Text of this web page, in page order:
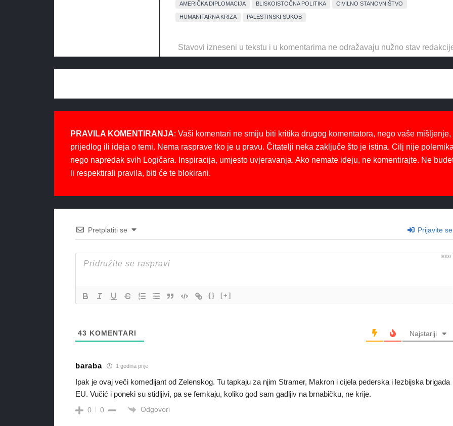
AMERIČKA DIPLOMACIJA BLISKOISTOČNA POLITIKA CIVILNO STANOVNIŠTVO
HUMANITARNA KRIZA PALESTINSKI SUKOB
Stavovi izneseni u tekstu i u komentarima ne odražavaju nužno stav
PRAVILA KOMENTIRANJA: Vaši komentari ne smiju biti kritika drugog komentatora, nego vaše mišljenje,
prijedlog ili ideja o temi. Nema rasprave tko je u pravu. Čitatelji neka zaključe što je istina. Cilj nije
nego napredak svih Logičara. Inspiracija, umjesto uvjeravanja. Ako nemate ideju, ne komentirajte. Ne
li respektirali pravila, biti će te blokirani.
Pretplatiti se Prijavite se
3000
{} [+]
43 KOMENTARI Najstariji
baraba 1 godina prije
Ipak je ovaj veči komedijant od Zelenskog. Tu tapkaju za njim Stramer, Makron i cijela pederska i lezbijska brigada
EU. Vučić i poneki su stidljivi, pa se femkaju, koliko god sam gadljiv na brnabičku, ne krije.
0 0 Odgovori